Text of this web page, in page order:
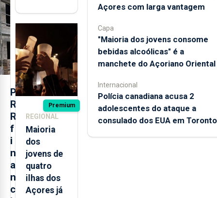
P
R
R
f
i
n
a
n
c
açorianos
após
missão na
Roménia
Premium
REGIONAL
Maioria
dos
jovens de
quatro
ilhas dos
Açores já
Açores com larga vantagem
Capa
"Maioria dos jovens consome
bebidas alcoólicas" é a
manchete do Açoriano Oriental
Internacional
Polícia canadiana acusa 2
adolescentes do ataque a
consulado dos EUA em Toronto